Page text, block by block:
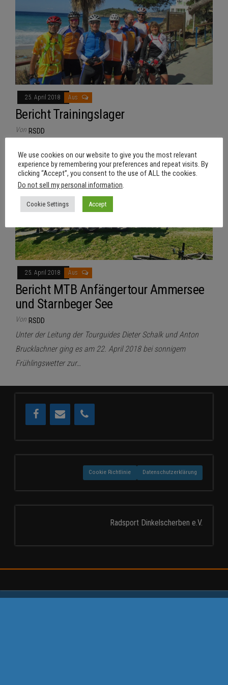
25. April 2018 Aus
Bericht Trainingslager
Von RSDD
25. April 2018 Aus
Bericht MTB Anfängertour Ammersee
und Starnbeger See
Von RSDD
Unter der Leitung der Tourguides Dieter Schalk und Anton
Brucklachner ging es am 22. April 2018 bei sonnigem
Frühlingswetter zur…
Cookie Richtlinie Datenschutzerklärung
Radsport Dinkelscherben e.V.
We use cookies on our website to give you the most relevant
experience by remembering your preferences and repeat visits. By
clicking “Accept”, you consent to the use of ALL the cookies.
Do not sell my personal information
Cookie Settings Accept